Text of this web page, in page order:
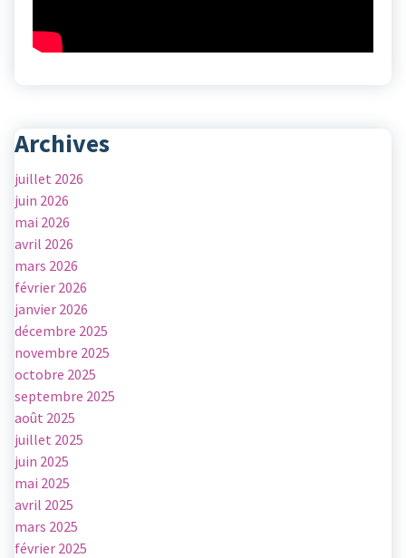
Archives
juillet 2026
juin 2026
mai 2026
avril 2026
mars 2026
février 2026
janvier 2026
décembre 2025
novembre 2025
octobre 2025
septembre 2025
août 2025
juillet 2025
juin 2025
mai 2025
avril 2025
mars 2025
février 2025